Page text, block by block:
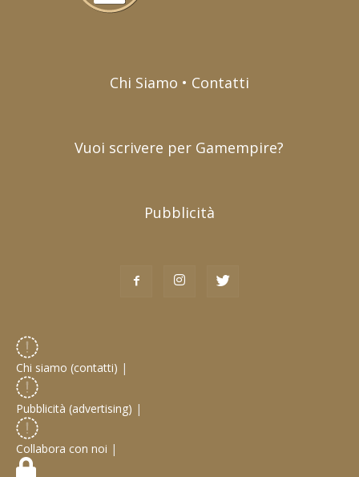
Chi Siamo • Contatti
Vuoi scrivere per Gamempire?
Pubblicità
Chi siamo (contatti) |
Pubblicità (advertising) |
Collabora con noi |